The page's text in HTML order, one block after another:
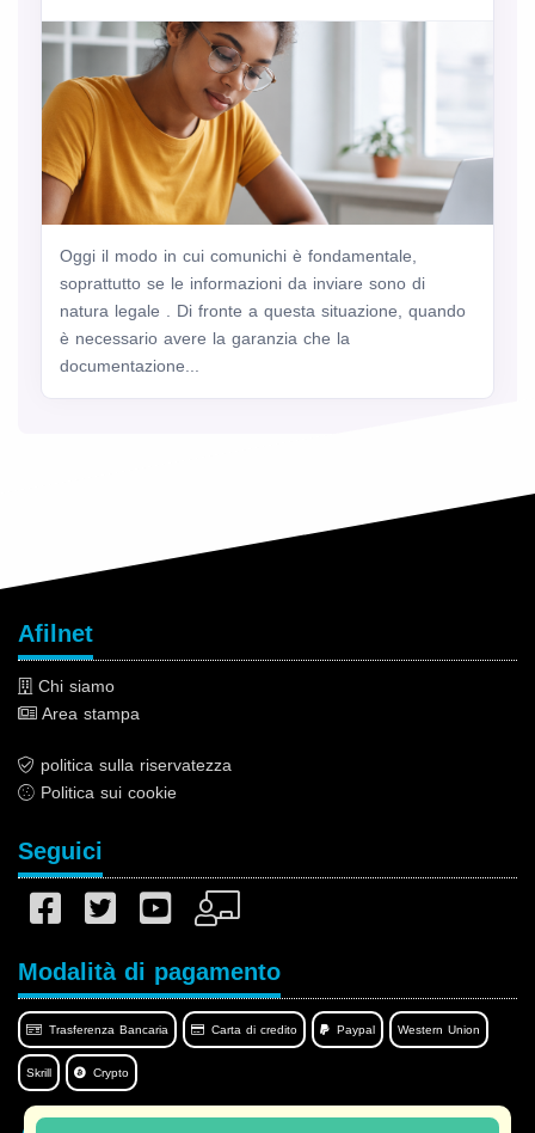
Oggi il modo in cui comunichi è fondamentale,
soprattutto se le informazioni da inviare sono di
natura legale . Di fronte a questa situazione, quando
è necessario avere la garanzia che la
documentazione...
Afilnet
Chi siamo
Area stampa
politica sulla riservatezza
Politica sui cookie
Seguici
Modalità di pagamento
Trasferenza Bancaria Carta di credito Paypal Western Union
Skrill Crypto